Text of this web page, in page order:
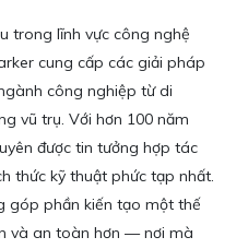
trong lĩnh vực công nghệ
cung cấp các giải pháp
công nghiệp từ di
vũ trụ. Với hơn 100 năm
được tin tưởng hợp tác
thức kỹ thuật phức tạp nhất.
góp phần kiến tạo một thế
và an toàn hơn — nơi mà